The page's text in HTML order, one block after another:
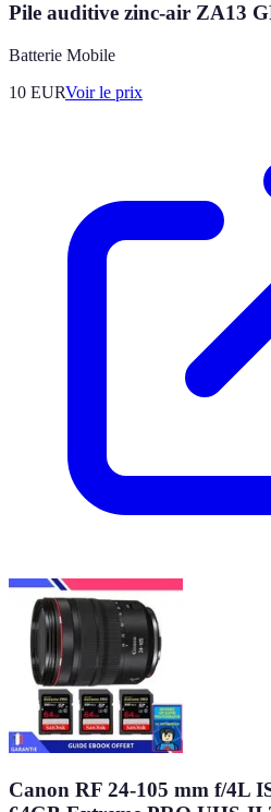
Pile auditive zinc-air ZA13
Batterie Mobile
10 EURVoir le prix
Canon RF 24-105 mm f/4L